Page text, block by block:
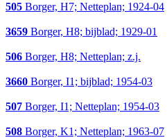
505 Borger, H7; Netteplan; 1924-04
3659 Borger, H8; bijblad; 1929-01
506 Borger, H8; Netteplan; z.j.
3660 Borger, I1; bijblad; 1954-03
507 Borger, I1; Netteplan; 1954-03
508 Borger, K1; Netteplan; 1963-07